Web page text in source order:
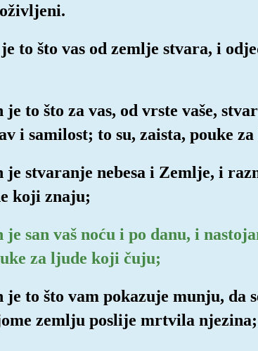
to što vas od zemlje stvara, i
to što za vas, od vrste vaše,
i samilost; to su, zaista, pouke
je stvaranje nebesa i Zemlje, i
koji znaju;
san vaš noću i po danu, i
za ljude koji čuju;
to što vam pokazuje munju, da
zemlju poslije mrtvila